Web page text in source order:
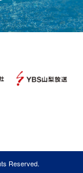
Reserved.